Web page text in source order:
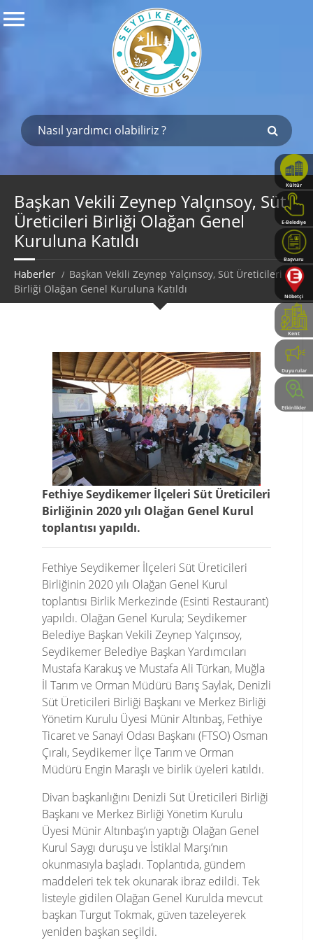
Kültür
Haritası
E-Belediye
Başvuru
Rehberi
Nöbetçi
Eczaneler
Kent
Rehberi
Duyurular
Etkinlikler
Başkan Vekili Zeynep Yalçınsoy, Süt
Üreticileri Birliği Olağan Genel
Kuruluna Katıldı
Haberler
Başkan Vekili Zeynep Yalçınsoy, Süt Üreticileri
Birliği Olağan Genel Kuruluna Katıldı
Fethiye Seydikemer İlçeleri Süt Üreticileri
Birliğinin 2020 yılı Olağan Genel Kurul
toplantısı yapıldı.
Fethiye Seydikemer İlçeleri Süt Üreticileri
Birliğinin 2020 yılı Olağan Genel Kurul
toplantısı Birlik Merkezinde (Esinti Restaurant)
yapıldı. Olağan Genel Kurula; Seydikemer
Belediye Başkan Vekili Zeynep Yalçınsoy,
Seydikemer Belediye Başkan Yardımcıları
Mustafa Karakuş ve Mustafa Ali Türkan, Muğla
İl Tarım ve Orman Müdürü Barış Saylak, Denizli
Süt Üreticileri Birliği Başkanı ve Merkez Birliği
Yönetim Kurulu Üyesi Münir Altınbaş, Fethiye
Ticaret ve Sanayi Odası Başkanı (FTSO) Osman
Çıralı, Seydikemer İlçe Tarım ve Orman
Müdürü Engin Maraşlı ve birlik üyeleri katıldı.
Divan başkanlığını Denizli Süt Üreticileri Birliği
Başkanı ve Merkez Birliği Yönetim Kurulu
Üyesi Münir Altınbaş’ın yaptığı Olağan Genel
Kurul Saygı duruşu ve İstiklal Marşı’nın
okunmasıyla başladı. Toplantıda, gündem
maddeleri tek tek okunarak ibraz edildi. Tek
listeyle gidilen Olağan Genel Kurulda mevcut
başkan Turgut Tokmak, güven tazeleyerek
yeniden başkan seçildi.